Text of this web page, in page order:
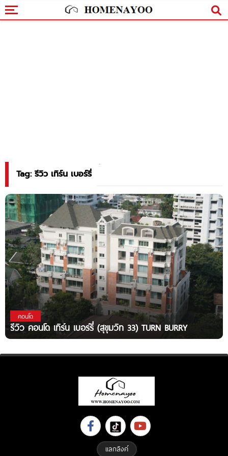
Tag: รีวิว เทิร์น เบอร์รี่
คอนโด
รีวิว คอนโด เทิร์น เบอร์รี่ (สุขุมวิท 33) TURN BURRY
แลกลิงค์